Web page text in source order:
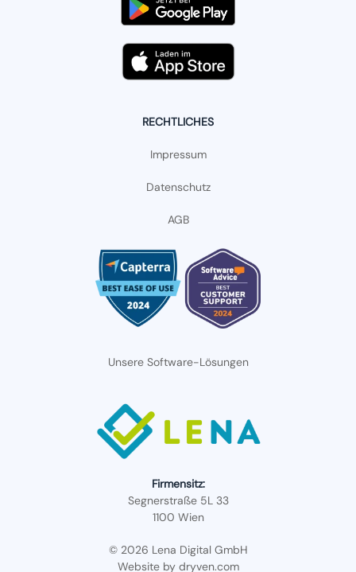
RECHTLICHES
Impressum
Datenschutz
AGB
Unsere Software-Lösungen
Firmensitz:
Segnerstraße 5L 33
1100 Wien
© 2026 Lena Digital GmbH
Website by dryven.com